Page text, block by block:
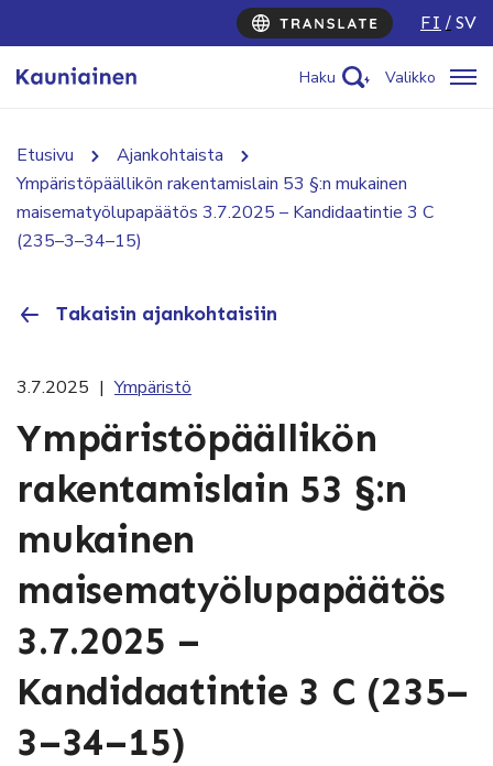
FI SV
Haku Valikko
Etusivu
Ajankohtaista
Ympäristöpäällikön rakentamislain 53 §:n mukainen
maisematyölupapäätös 3.7.2025 – Kandidaatintie 3 C
(235–3–34–15)
Takaisin ajankohtaisiin
3.7.2025 | Ympäristö
Ympäristöpäällikön
rakentamislain 53 §:n
mukainen
maisematyölupapäätös
3.7.2025 –
Kandidaatintie 3 C (235–
3–34–15)